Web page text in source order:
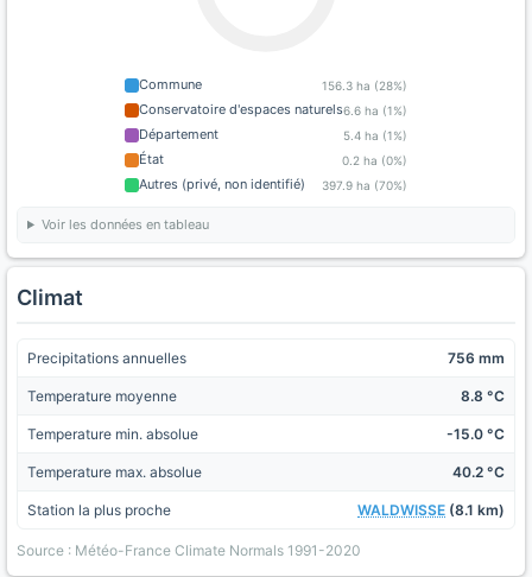
Commune 156.3 ha (28%)
Conservatoire d'espaces naturels6.6 ha (1%)
Département 5.4 ha (1%)
État 0.2 ha (0%)
Autres (privé, non identifié) 397.9 ha (70%)
Voir les données en tableau
Climat
Precipitations annuelles 756 mm
Temperature moyenne 8.8 °C
Temperature min. absolue -15.0 °C
Temperature max. absolue 40.2 °C
Station la plus proche WALDWISSE (8.1 km)
Source : Météo-France Climate Normals 1991-2020